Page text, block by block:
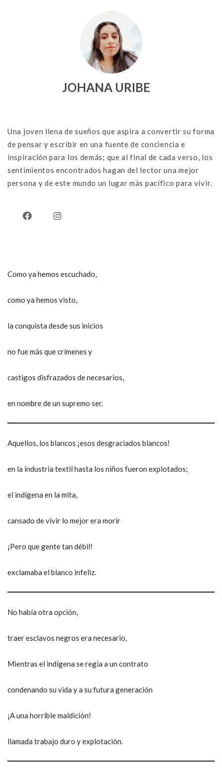
JOHANA URIBE
Una joven llena de sueños que aspira a convertir su forma
de pensar y escribir en una fuente de conciencia e
inspiración para los demás; que al final de cada verso, los
sentimientos encontrados hagan del lector una mejor
persona y de este mundo un lugar más pacífico para vivir.
Como ya hemos escuchado,
como ya hemos visto,
la conquista desde sus inicios
no fue más que crímenes y
castigos disfrazados de necesarios,
en nombre de un supremo ser.
Aquellos, los blancos ¡esos desgraciados blancos!
en la industria textil hasta los niños fueron explotados;
el indígena en la mita,
cansado de vivir lo mejor era morir
¡Pero que gente tan débil!
exclamaba el blanco infeliz.
No había otra opción,
traer esclavos negros era necesario,
Mientras el indígena se regía a un contrato
condenando su vida y a su futura generación
¡A una horrible maldición!
llamada trabajo duro y explotación.